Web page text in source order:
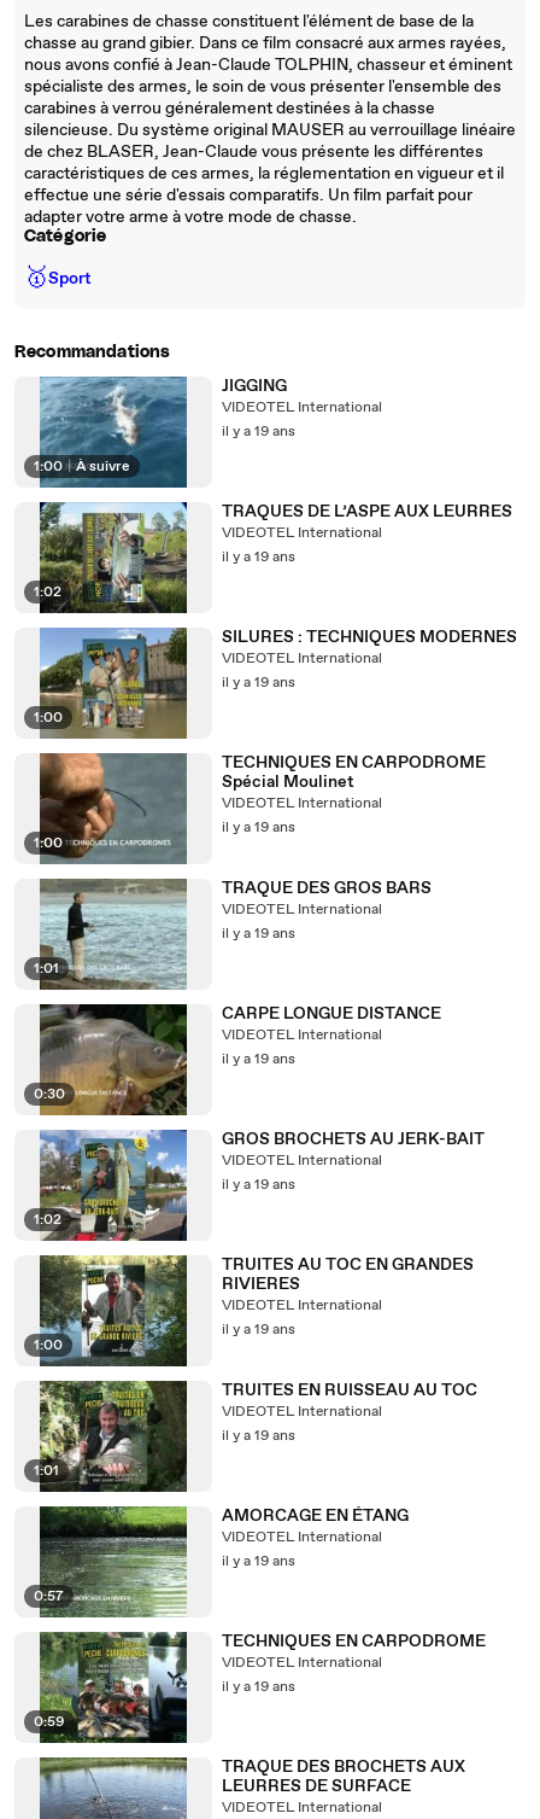
Les carabines de chasse constituent l'élément de base de la
chasse au grand gibier. Dans ce film consacré aux armes rayées,
nous avons confié à Jean-Claude TOLPHIN, chasseur et éminent
spécialiste des armes, le soin de vous présenter l'ensemble des
carabines à verrou généralement destinées à la chasse
silencieuse. Du système original MAUSER au verrouillage linéaire
de chez BLASER, Jean-Claude vous présente les différentes
caractéristiques de ces armes, la réglementation en vigueur et il
effectue une série d'essais comparatifs. Un film parfait pour
adapter votre arme à votre mode de chasse.
Catégorie
🥇Sport
Recommandations
1:00 | À suivre
JIGGING
VIDEOTEL International
il y a 19 ans
1:02
TRAQUES DE L’ASPE AUX LEURRES
VIDEOTEL International
il y a 19 ans
1:00
SILURES : TECHNIQUES MODERNES
VIDEOTEL International
il y a 19 ans
1:00
TECHNIQUES EN CARPODROME
Spécial Moulinet
VIDEOTEL International
il y a 19 ans
1:01
TRAQUE DES GROS BARS
VIDEOTEL International
il y a 19 ans
0:30
CARPE LONGUE DISTANCE
VIDEOTEL International
il y a 19 ans
1:02
GROS BROCHETS AU JERK-BAIT
VIDEOTEL International
il y a 19 ans
1:00
TRUITES AU TOC EN GRANDES
RIVIERES
VIDEOTEL International
il y a 19 ans
1:01
TRUITES EN RUISSEAU AU TOC
VIDEOTEL International
il y a 19 ans
0:57
AMORCAGE EN ÉTANG
VIDEOTEL International
il y a 19 ans
0:59
TECHNIQUES EN CARPODROME
VIDEOTEL International
il y a 19 ans
TRAQUE DES BROCHETS AUX
LEURRES DE SURFACE
VIDEOTEL International